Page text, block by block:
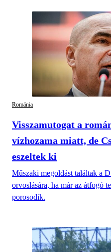
Románia
Visszamutogat a
vízhozama miatt, de
eszeltek ki
Műszaki megoldást találtak a
orvoslására, ha már az átfogó
porosodik.